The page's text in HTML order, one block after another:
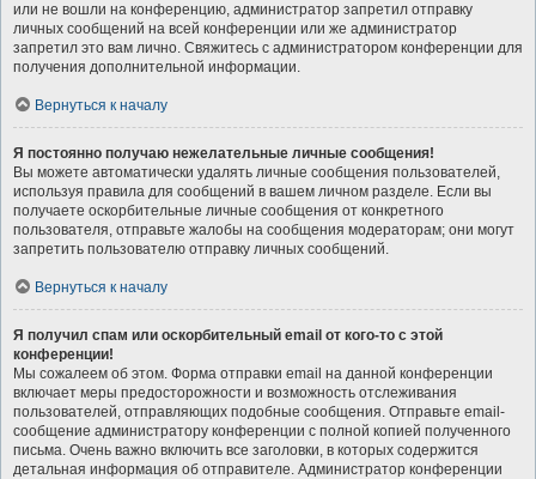
или не вошли на конференцию, администратор запретил отправку
личных сообщений на всей конференции или же администратор
запретил это вам лично. Свяжитесь с администратором конференции для
получения дополнительной информации.
Вернуться к началу
Я постоянно получаю нежелательные личные сообщения!
Вы можете автоматически удалять личные сообщения пользователей,
используя правила для сообщений в вашем личном разделе. Если вы
получаете оскорбительные личные сообщения от конкретного
пользователя, отправьте жалобы на сообщения модераторам; они могут
запретить пользователю отправку личных сообщений.
Вернуться к началу
Я получил спам или оскорбительный email от кого-то с этой
конференции!
Мы сожалеем об этом. Форма отправки email на данной конференции
включает меры предосторожности и возможность отслеживания
пользователей, отправляющих подобные сообщения. Отправьте email-
сообщение администратору конференции с полной копией полученного
письма. Очень важно включить все заголовки, в которых содержится
детальная информация об отправителе. Администратор конференции